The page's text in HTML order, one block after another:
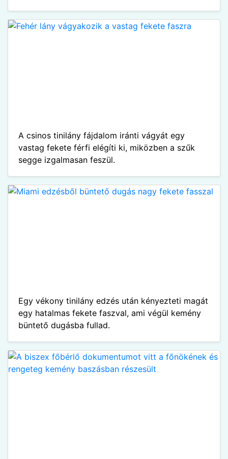
A csinos tinilány fájdalom iránti vágyát egy
vastag fekete férfi elégíti ki, miközben a szűk
segge izgalmasan feszül.
Egy vékony tinilány edzés után kényezteti magát
egy hatalmas fekete faszval, ami végül kemény
büntető dugásba fullad.